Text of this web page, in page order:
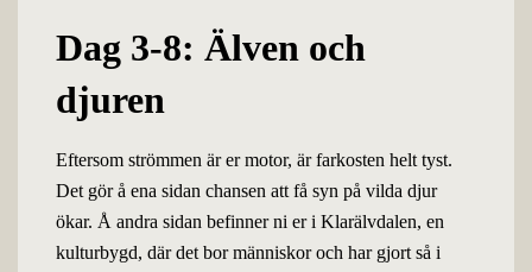
Dag 3-8: Älven och
djuren
Eftersom strömmen är er motor, är farkosten helt tyst.
Det gör å ena sidan chansen att få syn på vilda djur
ökar. Å andra sidan befinner ni er i Klarälvdalen, en
kulturbygd, där det bor människor och har gjort så i